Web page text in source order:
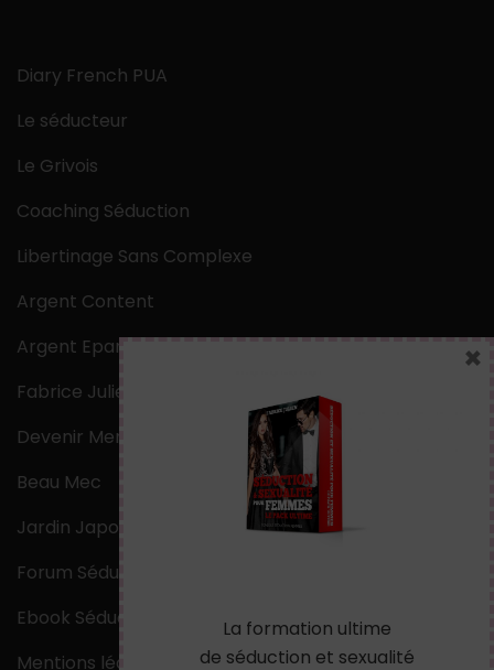
Diary French PUA
Le séducteur
Le Grivois
Coaching Séduction
Libertinage Sans Complexe
Argent Content
Argent Epargne
Fabrice Julien
Devenir Mentaliste
Beau Mec
Jardin Japonais Zen
Forum Séduction
Ebook Séduction
Mentions légales
La formation ultime
de séduction et sexualité
×